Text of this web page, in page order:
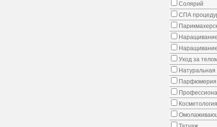
Солярий
СПА
Уход за
Натуральная
Парфюмерия
Косметология